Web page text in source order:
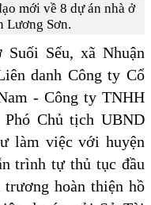
mới về 8 dự án nhà ở
Lương Sơn.
Sếu, xã Nhuận
danh Công ty Cổ
- Công ty TNHH
Chủ tịch UBND
làm việc với huyện
trình tự thủ tục đầu
hoàn thiện hồ